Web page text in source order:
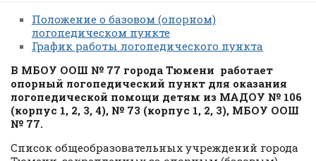
Положение о базовом (опорном)
логопедическом пункте
График работы логопедического пункта
В МБОУ ООШ № 77 города Тюмени работает
опорный логопедический пункт для оказания
логопедической помощи детям из МАДОУ № 106
(корпус 1, 2, 3, 4), № 73 (корпус 1, 2, 3), МБОУ ООШ
№ 77.
Список общеобразовательных учреждений города